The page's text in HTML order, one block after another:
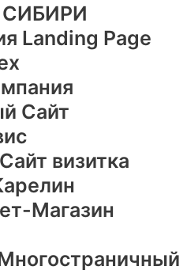
Landing Page
Сайт
визитка
Магазин